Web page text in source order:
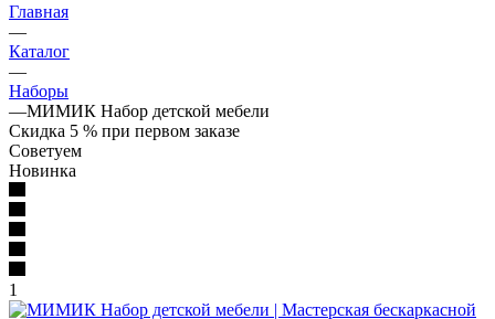
Главная
—
Каталог
—
Наборы
—МИМИК Набор детской мебели
Скидка 5 % при первом заказе
Советуем
Новинка
1